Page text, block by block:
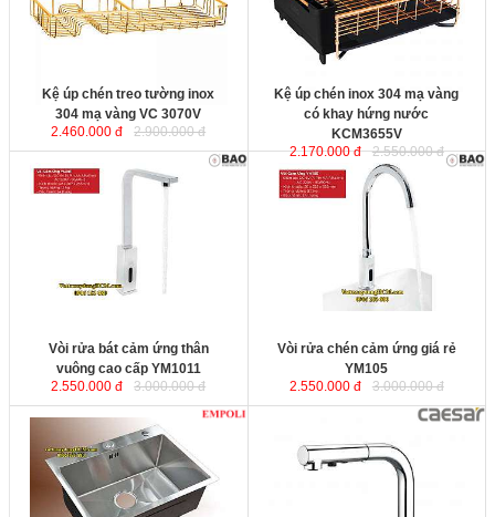
sử dụng.
Kích thước
: 300x700x100 mm.
Kệ úp chén treo tường inox
304 mạ vàng VC 3070V
2.460.000 đ
2.900.000 đ
quá trình sử dụng.
Kích thước
: 360x600x150 mm
Kệ úp chén inox 304 mạ vàng
có khay hứng nước
KCM3655V
2.170.000 đ
2.550.000 đ
Vòi rửa bát cảm ứng thân vuông
cao cấp YM1011
được sản xuất từ
hồng ngoại thông minh tự động
điều chỉnh khoảng cách theo môi
trường. Tự động ngắt nước sau 60s
Vòi rửa bát cảm ứng thân
vuông cao cấp YM1011
2.550.000 đ
3.000.000 đ
Vòi rửa chén cảm ứng giá rẻ
YM105được sản xuất từ đồng thau
mạ chrome sáng bóng. Sản phẩm
thông minh tự động điều chỉnh
khoảng cách theo môi trường. Tự
động ngắt nước sau 60s giúp tiết
Vòi rửa chén cảm ứng giá rẻ
YM105
2.550.000 đ
3.000.000 đ
Chậu rửa chén inox 304 đúc
K5045 với nguyên liệu inox cao
cấp được sản xuất bằng công nghệ
bán thủ công, bề mặt chậu rửa
inox được xử lý tinh xảo, sáng bóng
Vòi bếp nóng lạnh dây rút Caesar
K915C được sản xuất từ đồng kết
hợp công nghệ mạ crôm theo công
nghệ Đài Loan cho sản phẩm sáng